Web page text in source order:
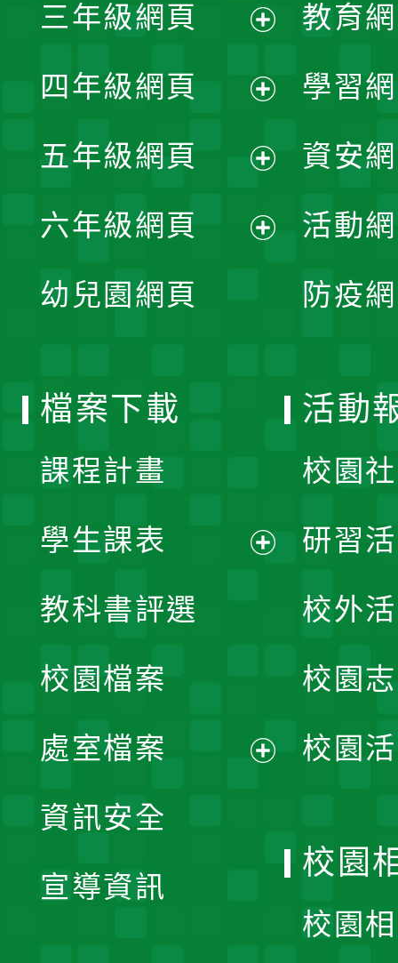
選
單
開
選
單
三年級網頁
開
選
單
四年級網頁
開
選
五年級網頁
開
六年級網頁
幼兒園網頁
教育
學習
資安
活動
防疫
檔案下載
課程計畫
學生課表
單
教科書評選
校園檔案
處室檔案
資訊安全
宣導資訊
活動
校園
研習
校外
校園
校園
校園
校園